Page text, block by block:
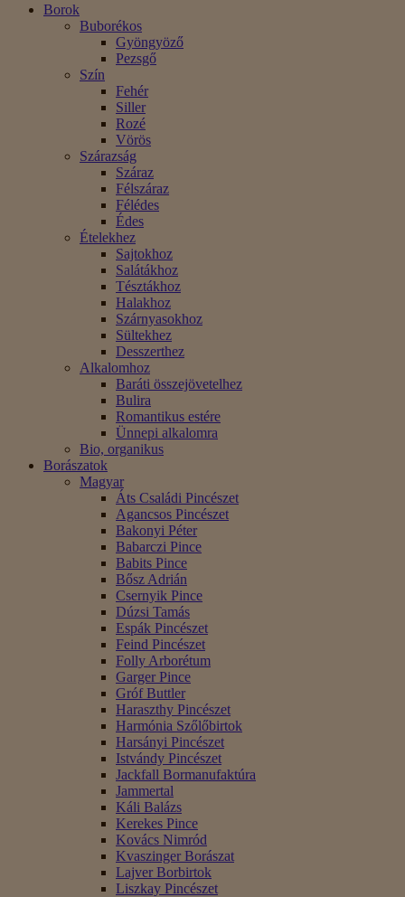
Borok
Buborékos
Gyöngyöző
Pezsgő
Szín
Fehér
Siller
Rozé
Vörös
Szárazság
Száraz
Félszáraz
Félédes
Édes
Ételekhez
Sajtokhoz
Salátákhoz
Tésztákhoz
Halakhoz
Szárnyasokhoz
Sültekhez
Desszerthez
Alkalomhoz
Baráti összejövetelhez
Bulira
Romantikus estére
Ünnepi alkalomra
Bio, organikus
Borászatok
Magyar
Áts Családi Pincészet
Agancsos Pincészet
Bakonyi Péter
Babarczi Pince
Babits Pince
Bősz Adrián
Csernyik Pince
Dúzsi Tamás
Espák Pincészet
Feind Pincészet
Folly Arborétum
Garger Pince
Gróf Buttler
Haraszthy Pincészet
Harmónia Szőlőbirtok
Harsányi Pincészet
Istvándy Pincészet
Jackfall Bormanufaktúra
Jammertal
Káli Balázs
Kerekes Pince
Kovács Nimród
Kvaszinger Borászat
Lajver Borbirtok
Liszkay Pincészet